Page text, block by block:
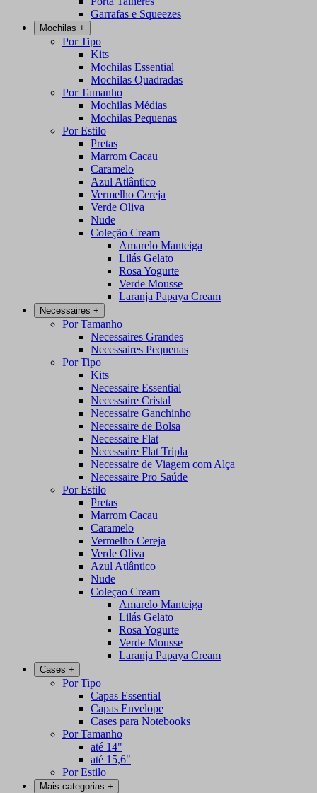
Garrafas e Squeezes
Mochilas +
Por Tipo
Kits
Mochilas Essential
Mochilas Quadradas
Por Tamanho
Mochilas Médias
Mochilas Pequenas
Por Estilo
Pretas
Marrom Cacau
Caramelo
Azul Atlântico
Vermelho Cereja
Verde Oliva
Nude
Coleção Cream
Amarelo Manteiga
Lilás Gelato
Rosa Yogurte
Verde Mousse
Laranja Papaya Cream
Necessaires +
Por Tamanho
Necessaires Grandes
Necessaires Pequenas
Por Tipo
Kits
Necessaire Essential
Necessaire Cristal
Necessaire Ganchinho
Necessaire de Bolsa
Necessaire Flat
Necessaire Flat Tripla
Necessaire de Viagem com Alça
Necessaire Pro Saúde
Por Estilo
Pretas
Marrom Cacau
Caramelo
Vermelho Cereja
Verde Oliva
Azul Atlântico
Nude
Coleçao Cream
Amarelo Manteiga
Lilás Gelato
Rosa Yogurte
Verde Mousse
Laranja Papaya Cream
Cases +
Por Tipo
Capas Essential
Capas Envelope
Cases para Notebooks
Por Tamanho
até 14"
até 15,6"
Por Estilo
Mais categorias +